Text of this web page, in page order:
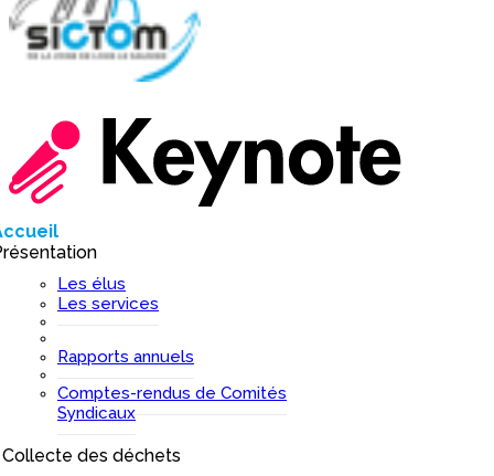
Les élus
Les services
Rapports annuels
Comptes-rendus de Comités
Syndicaux
Collecte des déchets